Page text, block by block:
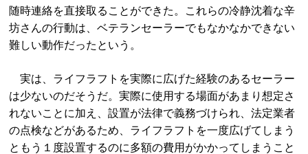
随時連絡を直接取ることができた。これらの冷静沈着な辛
坊さんの行動は、ベテランセーラーでもなかなかできない
難しい動作だったという。
実は、ライフラフトを実際に広げた経験のあるセーラー
は少ないのだそうだ。実際に使用する場面があまり想定さ
れないことに加え、設置が法律で義務づけられ、法定業者
の点検などがあるため、ライフラフトを一度広げてしまう
ともう１度設置するのに多額の費用がかかってしまうこと